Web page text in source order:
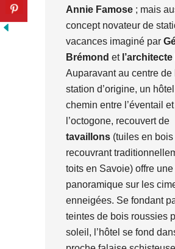
Annie Famose ; mais
concept novateur de
vacances imaginé par
Brémond et
Auparavant au centre de
station d’origine, un
chemin entre l’éventail et
l’octogone, recouvert de
tavaillons (tuiles en bois
recouvrant
toits en Savoie) offre
panoramique sur les
enneigées. Se fondant
teintes de bois roussies
soleil, l’hôtel se fond